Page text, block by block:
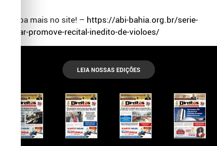
Saiba mais no site! – https://abi-bahia.org.br/serie-
lunar-promove-recital-inedito-de-violoes/
LEIA NOSSAS EDIÇÕES